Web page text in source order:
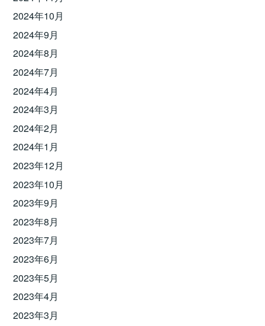
2024年10月
2024年9月
2024年8月
2024年7月
2024年4月
2024年3月
2024年2月
2024年1月
2023年12月
2023年10月
2023年9月
2023年8月
2023年7月
2023年6月
2023年5月
2023年4月
2023年3月